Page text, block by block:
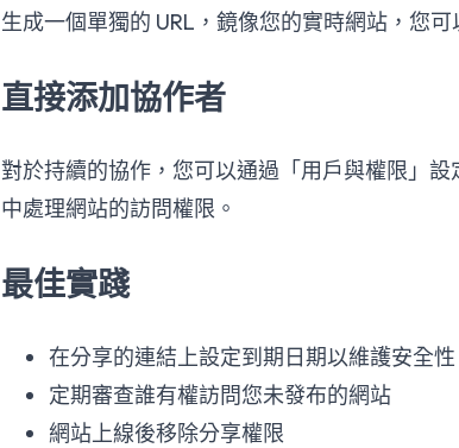
生成一個單獨的 URL，鏡像您的實時網站，您
直接添加協作者
對於持續的協作，您可以通過「用戶與權限」
中處理網站的訪問權限。
最佳實踐
在分享的連結上設定到期日期以維護安全性
定期審查誰有權訪問您未發布的網站
網站上線後移除分享權限